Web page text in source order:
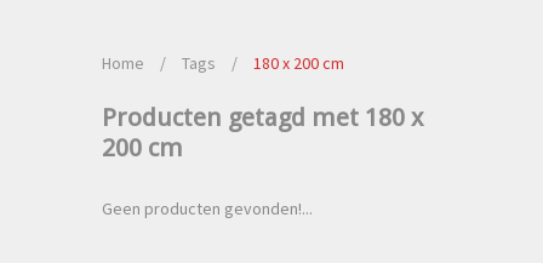
Home / Tags / 180 x 200 cm
Producten getagd met 180 x
200 cm
Geen producten gevonden!...